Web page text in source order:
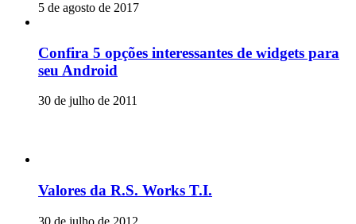
5 de agosto de 2017
Confira 5 opções interessantes de widgets para
seu Android
30 de julho de 2011
Valores da R.S. Works T.I.
30 de julho de 2012